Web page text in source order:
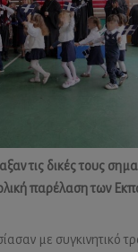
τις δικές τους
παρέλαση των
με συγκινητικό